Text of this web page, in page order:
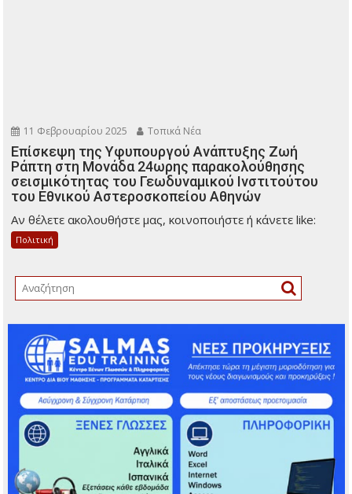
11 Φεβρουαρίου 2025 Τοπικά Νέα
Επίσκεψη της Υφυπουργού Ανάπτυξης Ζωή
Ράπτη στη Μονάδα 24ωρης παρακολούθησης
σεισμικότητας του Γεωδυναμικού Ινστιτούτου
του Εθνικού Αστεροσκοπείου Αθηνών
Αν θέλετε ακολουθήστε μας, κοινοποιήστε ή κάνετε like:
Πολιτική